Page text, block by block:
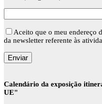
Aceito que o meu endereço
da newsletter referente às
Calendário da exposição
UE"